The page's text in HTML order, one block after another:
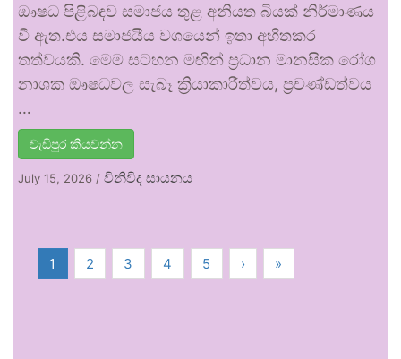
ඖෂධ පිළිබඳව සමාජය තුළ අනියත බියක් නිර්මාණය
වී ඇත.එය සමාජයීය වශයෙන් ඉතා අහිතකර
තත්වයකි. මෙම සටහන මඟින් ප්‍රධාන මානසික රෝග
නාශක ඖෂධවල සැබෑ ක්‍රියාකාරීත්වය, ප්‍රචණ්ඩත්වය
…
වැඩිපුර කියවන්න
July 15, 2026 / විනිවිද සායනය
1 2 3 4 5 › »